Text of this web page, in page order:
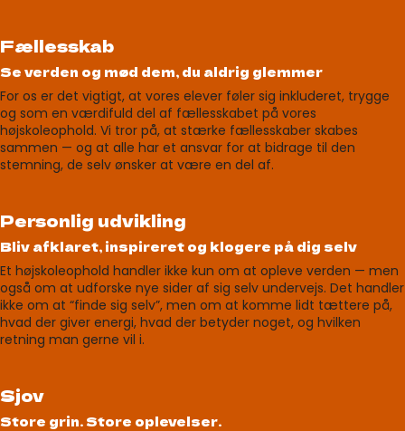
Fællesskab
Se verden og mød dem, du aldrig glemmer
For os er det vigtigt, at vores elever føler sig inkluderet, trygge
og som en værdifuld del af fællesskabet på vores
højskoleophold. Vi tror på, at stærke fællesskaber skabes
sammen — og at alle har et ansvar for at bidrage til den
stemning, de selv ønsker at være en del af.
Personlig udvikling
Bliv afklaret, inspireret og klogere på dig selv
Et højskoleophold handler ikke kun om at opleve verden — men
også om at udforske nye sider af sig selv undervejs. Det handler
ikke om at “finde sig selv”, men om at komme lidt tættere på,
hvad der giver energi, hvad der betyder noget, og hvilken
retning man gerne vil i.
Sjov
Store grin. Store oplevelser.